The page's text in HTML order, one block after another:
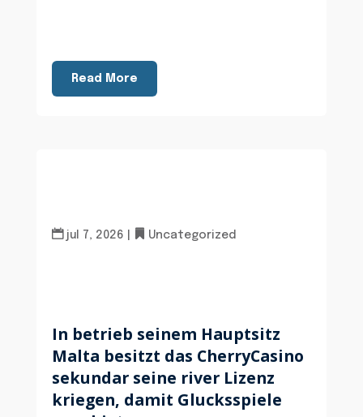
Read More
In betrieb seinem Hauptsitz
Malta besitzt das CherryCasino
sekundar seine river Lizenz
kriegen, damit Glucksspiele
jul 7, 2026 Uncategorized